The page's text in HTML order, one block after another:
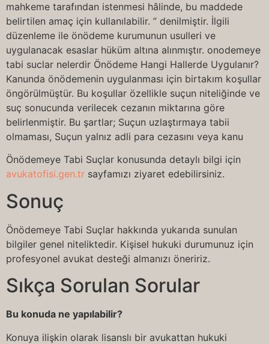
mahkeme tarafından istenmesi hâlinde, bu maddede
belirtilen amaç için kullanılabilir. ” denilmiştir. İlgili
düzenleme ile önödeme kurumunun usulleri ve
uygulanacak esaslar hüküm altına alınmıştır. onodemeye
tabi suclar nelerdir Önödeme Hangi Hallerde Uygulanır?
Kanunda önödemenin uygulanması için birtakım koşullar
öngörülmüştür. Bu koşullar özellikle suçun niteliğinde ve
suç sonucunda verilecek cezanın miktarına göre
belirlenmiştir. Bu şartlar; Suçun uzlaştırmaya tabii
olmaması, Suçun yalnız adli para cezasını veya kanu
Önödemeye Tabi Suçlar konusunda detaylı bilgi için
avukatofisi.gen.tr sayfamızı ziyaret edebilirsiniz.
Sonuç
Önödemeye Tabi Suçlar hakkında yukarıda sunulan
bilgiler genel niteliktedir. Kişisel hukuki durumunuz için
profesyonel avukat desteği almanızı öneririz.
Sıkça Sorulan Sorular
Bu konuda ne yapılabilir?
Konuya ilişkin olarak lisanslı bir avukattan hukuki